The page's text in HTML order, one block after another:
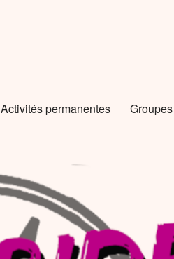
Activités permanentes Groupes